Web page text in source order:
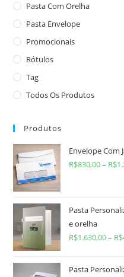
Pasta Com Orelha
Pasta Envelope
Promocionais
Rótulos
Tag
Todos Os Produtos
Produtos
Envelope Com
R$830,00– R$
Pasta
e orelha
R$1.630,00– R$
Pasta